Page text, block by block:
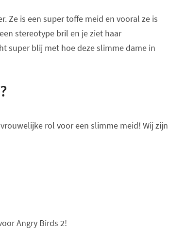
Ze is een super toffe meid en vooral ze is
stereotype bril en je ziet haar
super blij met hoe deze slimme dame in
rol voor een slimme meid! Wij zijn
Angry Birds 2!